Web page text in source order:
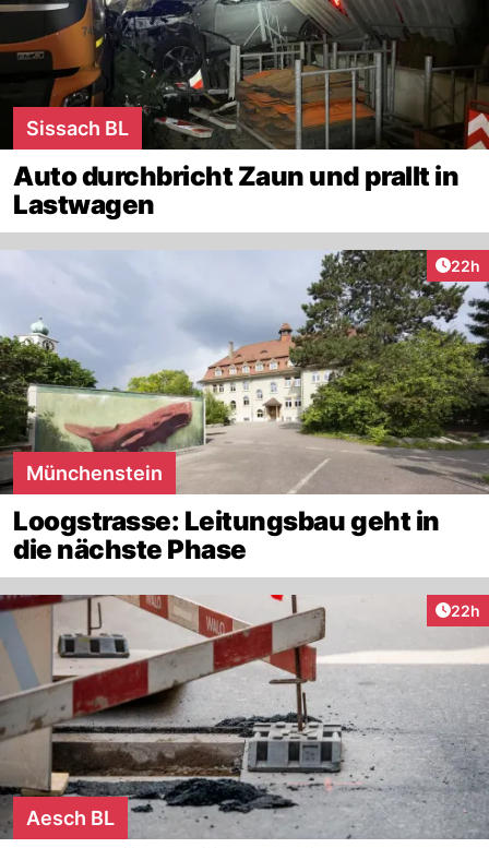
Sissach BL
Auto durchbricht Zaun und prallt in
Lastwagen
22h
Münchenstein
Loogstrasse: Leitungsbau geht in
die nächste Phase
22h
Aesch BL